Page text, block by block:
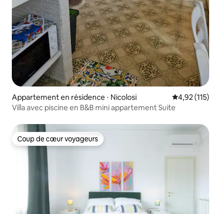
Appartement en résidence ⋅ Nicolosi Évaluation
4,92 (115)
Villa avec piscine en B&B mini appartement Suite
Coup de cœur voyageurs
Coup de cœur voyageurs